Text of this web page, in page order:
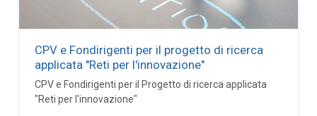
CPV e Fondirigenti per il progetto di ricerca
applicata "Reti per l'innovazione"
CPV e Fondirigenti per il Progetto di ricerca applicata
"Reti per l'innovazione"